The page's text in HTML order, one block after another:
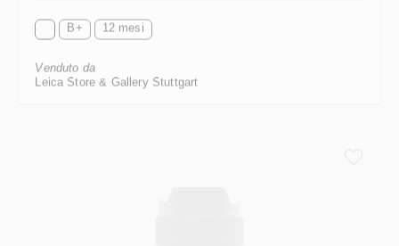
B+ 12 mesi
Leica Store & Gallery Stuttgart